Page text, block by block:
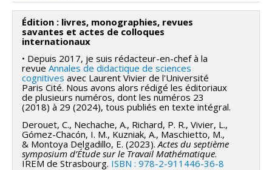
Vers une théorie du travail mathématique à l’ère
de l’IA
Introduction
L’essor récent de l’intelligence artificielle transforme
profondément les pratiques scientifiques et les
modes de production des connaissances. En
mathématiques, ces transformations ne concernent
pas seulement l’apparition de nouveaux outils : elles
modifient les conditions mêmes du raisonnement, de
la validation et de la communication mathématique.
Édition : livres, monographies, revues
savantes et actes de colloques
internationaux
• Depuis 2017, je suis rédacteur-en-chef à la
revue Annales de didactique de sciences
cognitives avec Laurent Vivier de l'Université
Paris Cité. Nous avons alors rédigé les éditoriaux
de plusieurs numéros, dont les numéros 23
(2018) à 29 (2024), tous publiés en texte intégral.
Derouet, C., Nechache, A., Richard, P. R., Vivier, L.,
Gómez-Chacón, I. M., Kuzniak, A., Maschietto, M.,
& Montoya Delgadillo, E. (2023). Actes du septième
symposium d’Étude sur le Travail Mathématique.
IREM de Strasbourg. ISBN : 978-2-911446-36-8